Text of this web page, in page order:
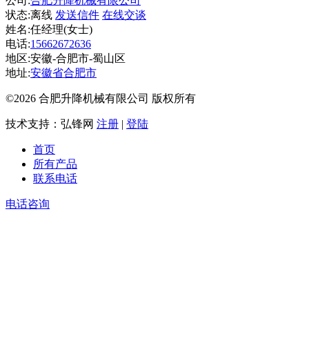
状态:离线 发送信件 在线交谈
姓名:任经理(女士)
电话:15662672636
地区:安徽-合肥市-蜀山区
地址:安徽省合肥市
©2026 合肥升降机械有限公司 版权所有
技术支持：弘锋网 注册 | 登陆
首页
所有产品
联系电话
电话咨询